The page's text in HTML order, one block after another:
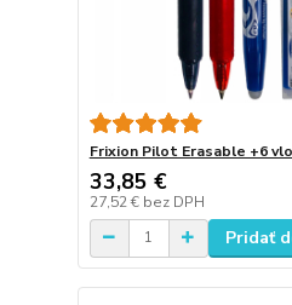
Frixion Pilot Erasable +6
33,85 €
27,52 € bez DPH
Pridať